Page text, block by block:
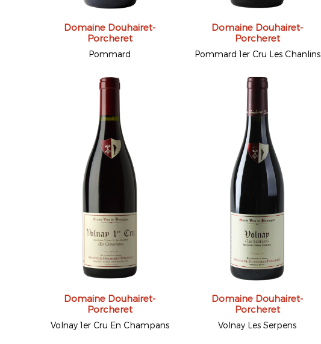
Domaine Douhairet-
Porcheret
Pommard
Domaine Douhairet-
Porcheret
Pommard 1er Cru Les Chanlins
Domaine Douhairet-
Porcheret
Volnay 1er Cru En Champans
Domaine Douhairet-
Porcheret
Volnay Les Serpens